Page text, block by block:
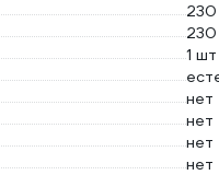
230
1 шт
нет
нет
нет
нет